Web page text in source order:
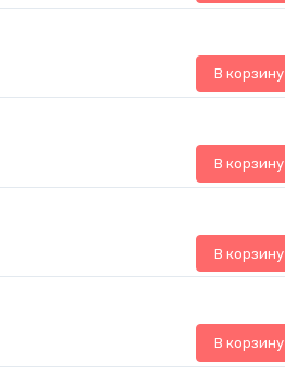
В корзину
В корзину
В корзину
В корзину